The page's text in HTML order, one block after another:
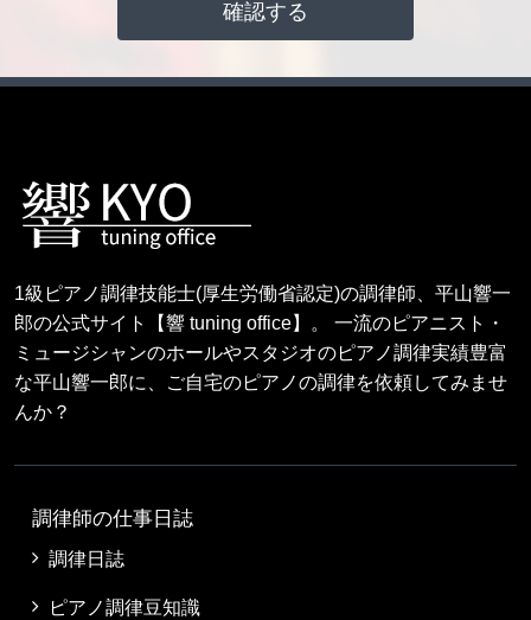
1級ピアノ調律技能士(厚生労働省認定)の調律師、平山響一
郎の公式サイト【響 tuning office】。 一流のピアニスト・
ミュージシャンのホールやスタジオのピアノ調律実績豊富
な平山響一郎に、ご自宅のピアノの調律を依頼してみませ
んか？
調律師の仕事日誌
調律日誌
ピアノ調律豆知識